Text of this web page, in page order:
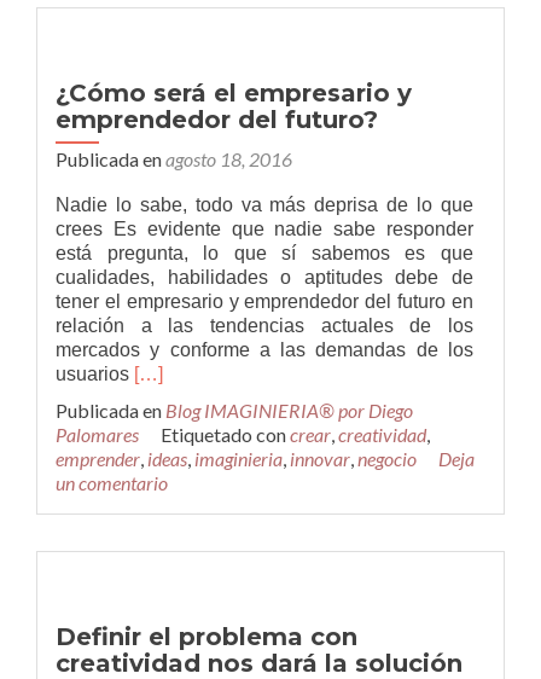
¿Cómo será el empresario y
emprendedor del futuro?
Publicada enagosto 18, 2016
Nadie lo sabe, todo va más deprisa de lo que
crees Es evidente que nadie sabe responder
está pregunta, lo que sí sabemos es que
cualidades, habilidades o aptitudes debe de
tener el empresario y emprendedor del futuro en
relación a las tendencias actuales de los
mercados y conforme a las demandas de los
usuarios Leer
será
el
empresario
y
emprendedor
[…]
Publicada en Blog IMAGINIERIA® por Diego
Palomares
Etiquetado concrear,creatividad,
emprender, ideas, imaginieria, innovar,negocio
Deja
un comentario
Definir el problema con
creatividad nos dará la solución